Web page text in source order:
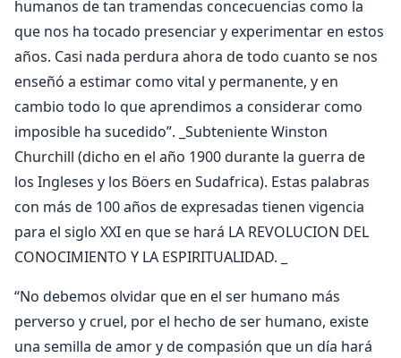
humanos de tan tramendas concecuencias como la
que nos ha tocado presenciar y experimentar en estos
años. Casi nada perdura ahora de todo cuanto se nos
enseñó a estimar como vital y permanente, y en
cambio todo lo que aprendimos a considerar como
imposible ha sucedido”. _Subteniente Winston
Churchill (dicho en el año 1900 durante la guerra de
los Ingleses y los Böers en Sudafrica). Estas palabras
con más de 100 años de expresadas tienen vigencia
para el siglo XXI en que se hará LA REVOLUCION DEL
CONOCIMIENTO Y LA ESPIRITUALIDAD. _
“No debemos olvidar que en el ser humano más
perverso y cruel, por el hecho de ser humano, existe
una semilla de amor y de compasión que un día hará